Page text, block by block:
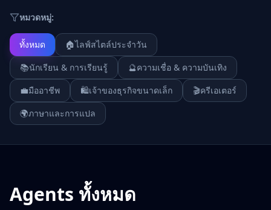
หมวดหมู่:
ทั้งหมด 🏠ไลฟ์สไตล์ประจำวัน
📚นักเรียน & การเรียนรู้ 🔮ความเชื่อ & ความบันเทิง
💼มืออาชีพ 🛍️เจ้าของธุรกิจขนาดเล็ก 🎬ครีเอเตอร์
🌍ภาษาและการแปล
Agents ทั้งหมด